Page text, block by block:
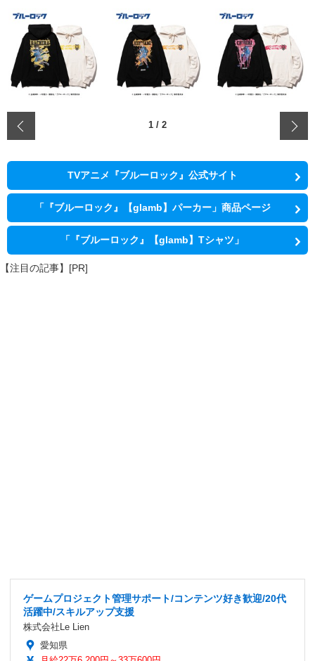
1 / 2
TVアニメ『ブルーロック』公式サイト
「『ブルーロック』【glamb】パーカー」商品ページ
「『ブルーロック』【glamb】Tシャツ」
【注目の記事】[PR]
ゲームプロジェクト管理サポート/コンテンツ好き歓迎/20代
活躍中/スキルアップ支援
株式会社Le Lien
愛知県